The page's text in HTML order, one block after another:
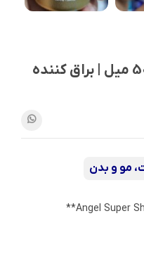
کوکتل آنجل سوپر شاین 50 میل | براق کننده
مو و بدن